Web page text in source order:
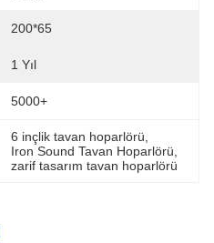
200*65
1 Yıl
5000+
6 inçlik tavan hoparlörü
Iron Sound Tavan Hoparlörü
zarif tasarım tavan hoparlörü